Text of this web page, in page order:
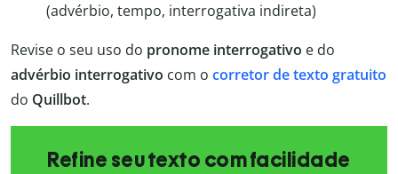
(advérbio, tempo, interrogativa indireta)
Revise o seu uso do pronome interrogativo e do
advérbio interrogativo com o corretor de texto gratuito
do Quillbot.
Refine seu texto com facilidade